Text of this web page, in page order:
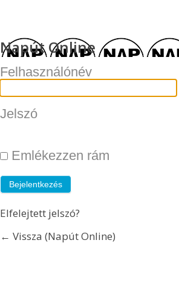
Napút Online
Felhasználónév
Jelszó
Emlékezzen rám
Elfelejtett jelszó?
← Vissza (Napút Online)